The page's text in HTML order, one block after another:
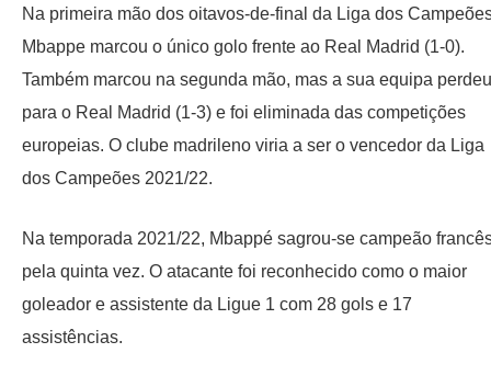
Na primeira mão dos oitavos-de-final da Liga dos
Mbappe marcou o único golo frente ao Real Madrid (1-0).
Também marcou na segunda mão, mas a sua equipa perdeu
para o Real Madrid (1-3) e foi eliminada das competições
europeias. O clube madrileno viria a ser o vencedor da Liga
dos Campeões 2021/22.
Na temporada 2021/22, Mbappé sagrou-se campeão
pela quinta vez. O atacante foi reconhecido como o maior
goleador e assistente da Ligue 1 com 28 gols e 17
assistências.